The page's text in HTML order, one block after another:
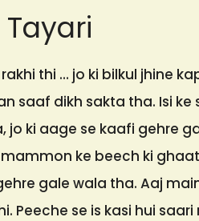
Tayari
thi … jo ki bilkul jhine
saaf dikh sakta tha. Isi ke
ki aage se kaafi gehre
ke beech ki
gale wala tha. Aaj
Peeche se is kasi hui saari